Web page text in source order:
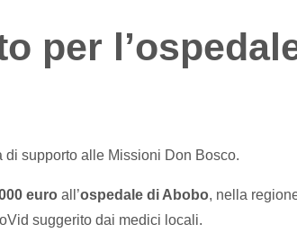
per
di supporto alle Missioni Don Bosco.
euroall’ospedale di Abobo, nella
suggerito dai medici locali.